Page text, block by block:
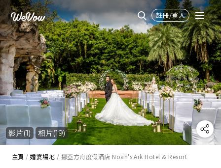
註冊/登入
影片(1) 相片(19)
主頁 /婚宴場地 / 挪亞方舟度假酒店 Noah's Ark Hotel & Resort